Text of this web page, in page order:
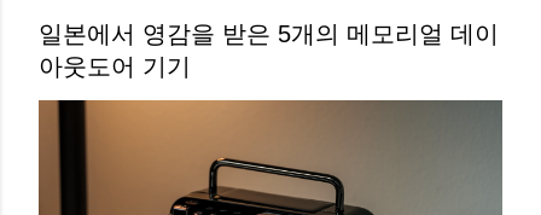
일본에서 영감을 받은 5개의 메모리얼 데이
아웃도어 기기